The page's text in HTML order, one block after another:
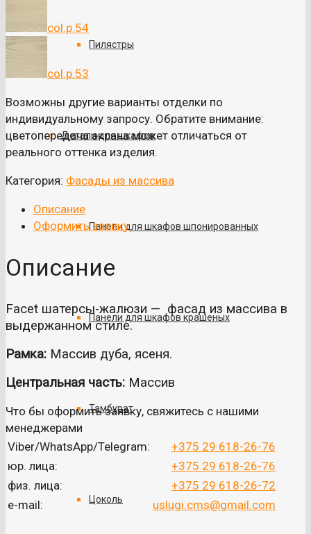
Пилястры
Детали для шкафов
Панели для шкафов шпонированных
Панели для шкафов крашеных
Тамбурат
Цоколь
col.p.54
col.p.53
Возможны другие варианты отделки по
индивидуальному запросу. Обратите внимание:
цветопередача экрана может отличаться от
реального оттенка изделия.
Категория: Фасады из массива
Описание
Оформить заявку
Описание
Facet шатерсы-жалюзи — фасад из массива в
выдержанном стиле.
Рамка: Массив дуба, ясеня.
Центральная часть: Mассив
Что бы оформить заявку, свяжитесь с нашими
менеджерами
Viber/WhatsApp/Telegram:
+375 29 618-26-76
юр. лица:
+375 29 618-26-76
физ. лица:
+375 29 618-26-72
e-mail:
uslugi.cms@gmail.com